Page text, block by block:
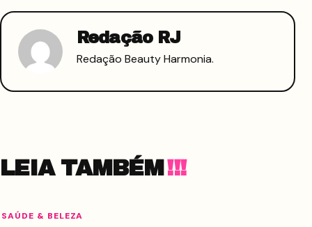
Redação RJ
Redação Beauty Harmonia.
LEIA TAMBÉM
SAÚDE & BELEZA